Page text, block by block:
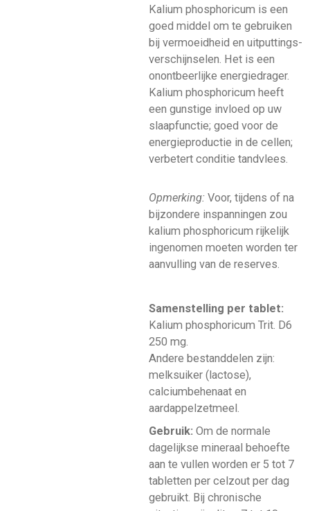
Kalium phosphoricum is een
goed middel om te gebruiken
bij vermoeidheid en uitputtings-
verschijnselen. Het is een
onontbeerlijke energiedrager.
Kalium phosphoricum heeft
een gunstige invloed op uw
slaapfunctie; goed voor de
energieproductie in de cellen;
verbetert conditie tandvlees.
Opmerking:Voor, tijdens of na
bijzondere inspanningen zou
kalium phosphoricum rijkelijk
ingenomen moeten worden ter
aanvulling van de reserves.
Samenstelling per tablet:
Kalium phosphoricum Trit. D6
250 mg.
Andere bestanddelen zijn:
melksuiker (lactose),
calciumbehenaat en
aardappelzetmeel.
Gebruik: Om de normale
dagelijkse mineraal behoefte
aan te vullen worden er 5 tot 7
tabletten per celzout per dag
gebruikt. Bij chronische